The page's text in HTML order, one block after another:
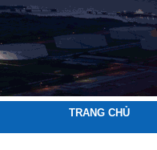
TRANG CHỦ